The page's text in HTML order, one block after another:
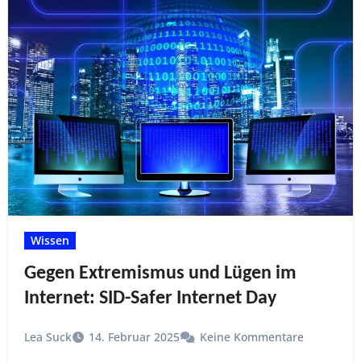
Wissen
Gegen Extremismus und Lügen im
Internet: SID-Safer Internet Day
Lea Suck 14. Februar 2025 Keine Kommentare